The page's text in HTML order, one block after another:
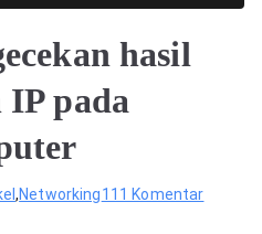
hasil
IP pada
,Networking111 Komentarpada